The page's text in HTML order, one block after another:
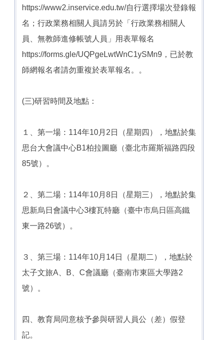
https://www2.inservice.edu.tw/自行選擇場次登錄報
名；行政業務相關人員請另於「行政業務相關人
員、無教師進修帳號人員」用表單報名
https://forms.gle/UQPgeLwtWnC1ySMn9，已於教
師網報名者請勿重複於表單報名。。
(三)研習時間及地點：
１、第一場：114年10月2日（星期四），地點於集
思台大會議中心B1柏拉圖廳（臺北市羅斯福路四段
85號）。
２、第二場：114年10月8日（星期三），地點於集
思新烏日會議中心3樓瓦特廳（臺中市烏日區高鐵
東一路26號）。
３、第三場：114年10月14日（星期二），地點於
太子文旅A、B、C會議廳（臺南市東區大學路2
號）。
四、教育局同意核予參與研習人員公（差）假登
記。